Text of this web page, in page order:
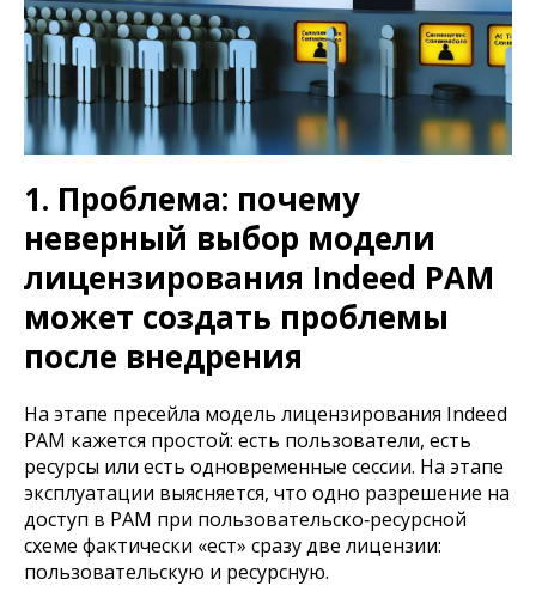
1. Проблема: почему
неверный выбор модели
лицензирования Indeed PAM
может создать проблемы
после внедрения
На этапе пресейла модель лицензирования Indeed
PAM кажется простой: есть пользователи, есть
ресурсы или есть одновременные сессии. На этапе
эксплуатации выясняется, что одно разрешение на
доступ в PAM при пользовательско‑ресурсной
схеме фактически «ест» сразу две лицензии:
пользовательскую и ресурсную.